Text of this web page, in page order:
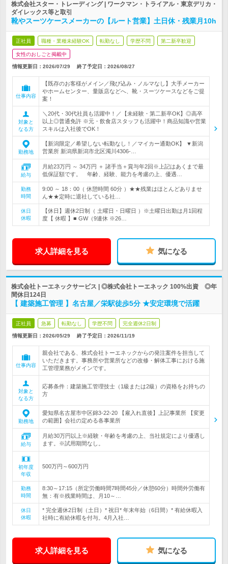
株式会社スター・トレーディング | ワークマン・トライアル・東京デリカ・
ダイレックス等と取引
靴やスーツケースメーカーの【ルート営業】土日休・残業月10h
正社員 職種・業種未経験OK 転勤なし 学歴不問 第二新卒歓迎
女性のおしごと掲載中
情報更新日：2026/07/29 終了予定日： 2026/08/27
仕事内容
【既存のお客様がメイン／飛び込み・ノルマなし】大手メーカー
やホームセンター、量販店などへ、靴・スーツケースなどをご提
案！
対象と
なる方
＼20代・30代社員も活躍中！／【未経験・第二新卒OK】◎高卒
以上◎普通免許 ※元・飲食店スタッフも活躍中！商品知識や営業
スキルは入社後でOK！
勤務地
【新潟限定／希望しない転勤なし！／マイカー通勤OK】 ▼新潟
営業所 新潟県新潟市北区濁川4306-…
給与
月給23万円 ～ 34万円 ＋ 諸手当＋賞与年2回※上記はあくまで最
低保証額です。 年齢、経験、能力を考慮の上、優遇…
勤務
時間
9:00 ～ 18：00（ 休憩時間 60分 ）★★残業はほとんどありませ
ん★★定時に退社している社…
休日
休暇
【休日】週休2日制（ 土曜日・日曜日 ）※土曜日出勤は月1回程
度【 休暇 】■ GW（9連休 ※26…
求人詳細を見る 気になる
株式会社トーエネックサービス | ◎株式会社トーエネック 100%出資 ◎年
間休日124日
【 建築施工管理 】名古屋／栄駅徒歩5分 ★安定環境で活躍
正社員 急募 転勤なし 学歴不問 完全週休2日制
情報更新日：2026/05/29 終了予定日： 2026/11/19
仕事内容
親会社である、株式会社トーエネックからの発注案件を担当して
いただきます。事務所や営業所などの改修・解体工事における施
工管理業務がメインです。
対象と
なる方
応募条件：建築施工管理技士（1級または2級）の資格をお持ちの
方
勤務地
愛知県名古屋市中区錦3-22-20 【雇入れ直後】上記事業所 【変更
の範囲】会社の定める各事業所
給与
月給30万円以上※経験・年齢を考慮の上、当社規定により優遇し
ます。※試用期間なし。
初年度
年収
500万円～600万円
勤務
時間
8:30～17:15（所定労働時間7時間45分／休憩60分）時間外労働有
無：有※残業時間は、月10～…
休日
休暇
* 完全週休2日制（土日）* 祝日* 年末年始（6日間）* 有給休暇入
社時に有給休暇を付与。4月入社…
求人詳細を見る 気になる